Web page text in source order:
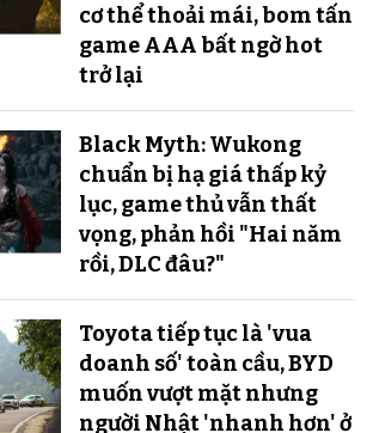
cơ thể thoải mái, bom tấn
game AAA bất ngờ hot
trở lại
Black Myth: Wukong
chuẩn bị hạ giá thấp kỷ
lục, game thủ vẫn thất
vọng, phản hồi "Hai năm
rồi, DLC đâu?"
Toyota tiếp tục là 'vua
doanh số' toàn cầu, BYD
muốn vượt mặt nhưng
người Nhật 'nhanh hơn' ở